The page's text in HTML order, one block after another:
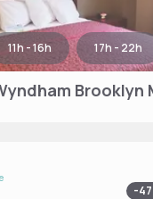
11h - 16h 17h - 22h
-47